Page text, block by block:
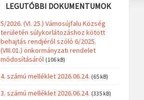
LEGUTÓBBI DOKUMENTUMOK
5/2026. (VI. 25.) Vámosújfalu Község
területén súlykorlátozáshoz kötött
behajtás rendjéről szóló 6/2025.
(VIII.01.) önkormányzati rendelet
módosításáról (106 kB)
4. számú melléklet 2026.06.24. (65 kB)
3. számú melléklet 2026.06.24. (335 kB)